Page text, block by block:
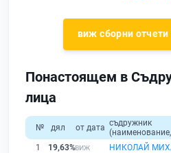
виж сборни отчети
Понастоящем в
лица
№ дял от дата съдружник
1
19,63%
НИКОЛАЙ